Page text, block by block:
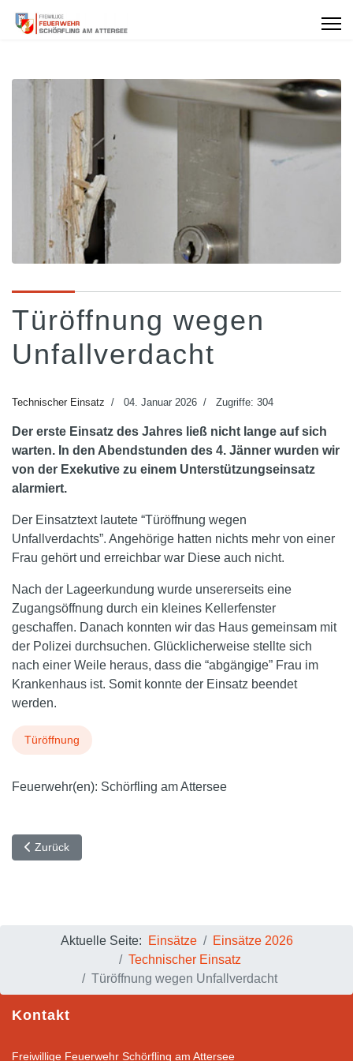
Türöffnung wegen
Unfallverdacht
Technischer Einsatz 04. Januar 2026 Zugriffe: 304
Der erste Einsatz des Jahres ließ nicht lange auf sich
warten. In den Abendstunden des 4. Jänner wurden wir
von der Exekutive zu einem Unterstützungseinsatz
alarmiert.
Der Einsatztext lautete “Türöffnung wegen
Unfallverdachts”. Angehörige hatten nichts mehr von einer
Frau gehört und erreichbar war Diese auch nicht.
Nach der Lageerkundung wurde unsererseits eine
Zugangsöffnung durch ein kleines Kellerfenster
geschaffen. Danach konnten wir das Haus gemeinsam mit
der Polizei durchsuchen. Glücklicherweise stellte sich
nach einer Weile heraus, dass die “abgängige” Frau im
Krankenhaus ist. Somit konnte der Einsatz beendet
werden.
Türöffnung
Feuerwehr(en): Schörfling am Attersee
Vorheriger Beitrag: Pumparbeiten bei überfluteten Lagerraum
Zurück
Aktuelle Seite: Einsätze
Einsätze 2026
Technischer Einsatz
Türöffnung wegen Unfallverdacht
Kontakt
Freiwillige Feuerwehr Schörfling am Attersee